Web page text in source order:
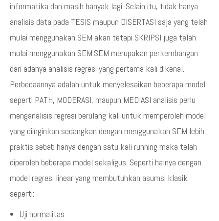
informatika dan masih banyak lagi. Selain itu, tidak hanya
analisis data pada TESIS maupun DISERTASI saja yang telah
mulai menggunakan SEM akan tetapi SKRIPSI juga telah
mulai menggunakan SEM.SEM merupakan perkembangan
dari adanya analisis regresi yang pertama kali dikenal.
Perbedaannya adalah untuk menyelesaikan beberapa model
seperti PATH, MODERASI, maupun MEDIASI analisis perlu
menganalisis regresi berulang kali untuk memperoleh model
yang diinginkan sedangkan dengan menggunakan SEM lebih
praktis sebab hanya dengan satu kali running maka telah
diperoleh beberapa model sekaligus. Seperti halnya dengan
model regresi linear yang membutuhkan asumsi klasik
seperti:
Uji normalitas